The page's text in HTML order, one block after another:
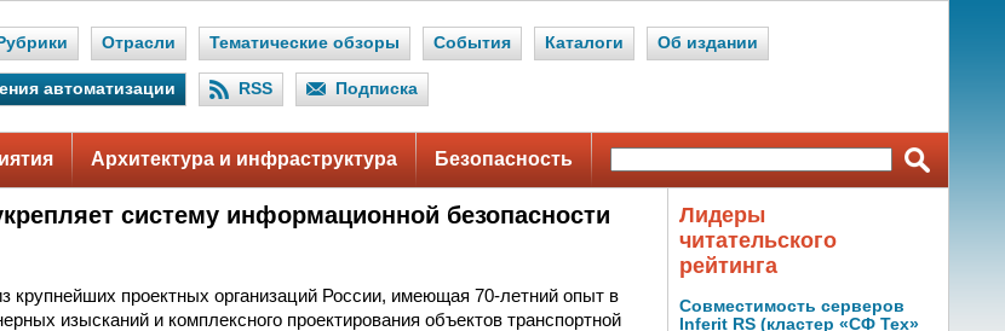
Рубрики Отрасли Тематические обзоры События Каталоги Об издании
автоматизации RSS Подписка
Архитектура и инфраструктура Безопасность
систему информационной безопасности
крупнейших проектных организаций России, имеющая 70-летний опыт в
изысканий и комплексного проектирования объектов транспортной
Лидеры
читательского
рейтинга
Совместимость серверов
Inferit RS (кластер «СФ Тех»